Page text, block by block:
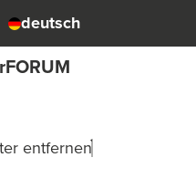
deutsch
entfernen